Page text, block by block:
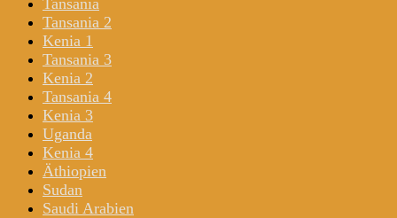
Tansania 2
Kenia 1
Tansania 3
Kenia 2
Tansania 4
Kenia 3
Uganda
Kenia 4
Äthiopien
Sudan
Saudi Arabien